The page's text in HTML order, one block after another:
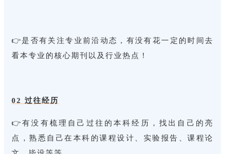
👉是否有关注专业前沿动态，有没有花一定的时间去
看本专业的核心期刊以及行业热点！
02 过往经历
👉有没有梳理自己过往的本科经历，找出自己的亮
点，熟悉自己在本科的课程设计、实验报告、课程论